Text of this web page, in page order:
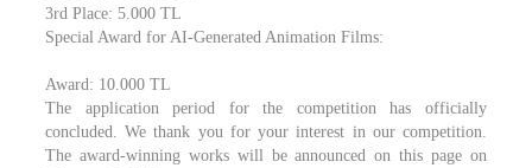
3rd Place: 5.000 TL
Special Award for AI-Generated Animation Films:
Award: 10.000 TL
The application period for the competition has officially
concluded. We thank you for your interest in our competition.
The award-winning works will be announced on this page on